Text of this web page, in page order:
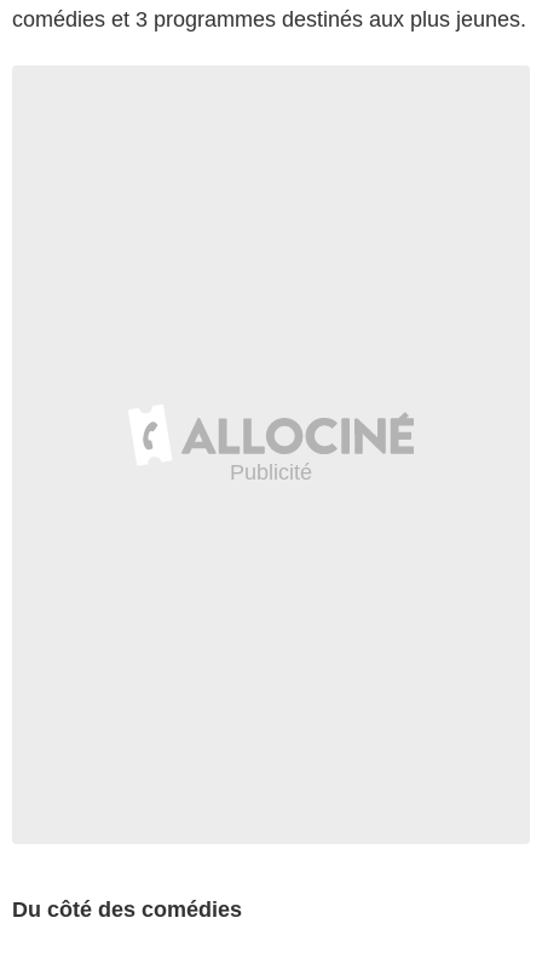
comédies et 3 programmes destinés aux plus jeunes.
Du côté des comédies